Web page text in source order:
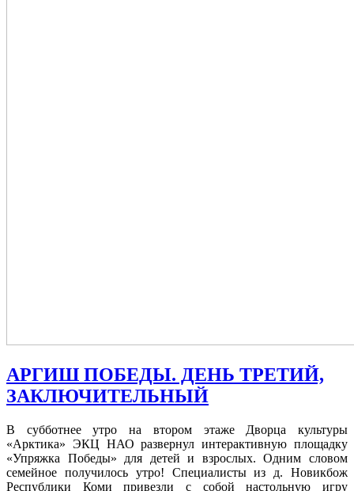
АРГИШ ПОБЕДЫ. ДЕНЬ ТРЕТИЙ,
ЗАКЛЮЧИТЕЛЬНЫЙ
В субботнее утро на втором этаже Дворца культуры
«Арктика» ЭКЦ НАО развернул интерактивную площадку
«Упряжка Победы» для детей и взрослых. Одним словом
семейное получилось утро! Специалисты из д. Новикбож
Республики Коми привезли с собой настольную игру